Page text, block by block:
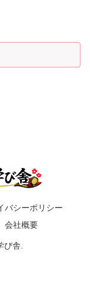
バシーポリシー
会社概要
舎.